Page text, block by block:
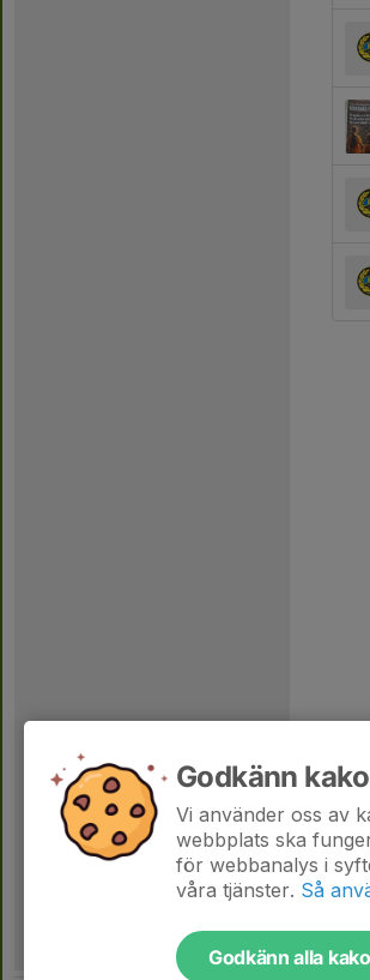
Godkänn
Vi använder oss av
webbplats ska
för webbanalys i
våra tjänster. Så
Godkänn alla